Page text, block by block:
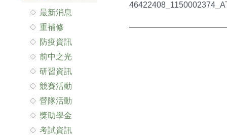
最新消息
重補修
防疫資訊
前中之光
研習資訊
競賽活動
營隊活動
獎助學金
考試資訊